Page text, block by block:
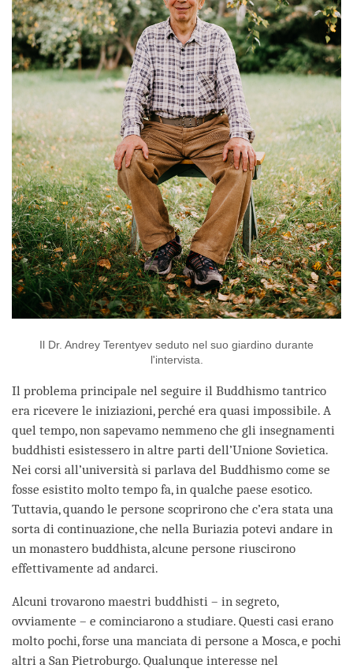
Il Dr. Andrey Terentyev seduto nel suo giardino durante
l'intervista.
Il problema principale nel seguire il Buddhismo tantrico
era ricevere le iniziazioni, perché era quasi impossibile. A
quel tempo, non sapevamo nemmeno che gli insegnamenti
buddhisti esistessero in altre parti dell’Unione Sovietica.
Nei corsi all’università si parlava del Buddhismo come se
fosse esistito molto tempo fa, in qualche paese esotico.
Tuttavia, quando le persone scoprirono che c’era stata una
sorta di continuazione, che nella Buriazia potevi andare in
un monastero buddhista, alcune persone riuscirono
effettivamente ad andarci.
Alcuni trovarono maestri buddhisti – in segreto,
ovviamente – e cominciarono a studiare. Questi casi erano
molto pochi, forse una manciata di persone a Mosca, e pochi
altri a San Pietroburgo. Qualunque interesse nel